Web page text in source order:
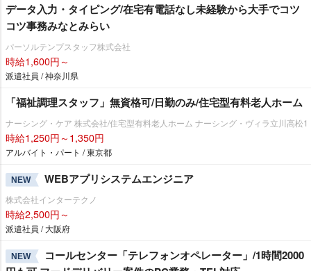
データ入力・タイピング/在宅有電話なし未経験から大手でコツ
コツ事務みなとみらい
パーソルテンプスタッフ株式会社
時給1,600円～
派遣社員 / 神奈川県
「福祉調理スタッフ」無資格可/日勤のみ/住宅型有料老人ホーム
ナーシング・ケア 株式会社/住宅型有料老人ホーム ナーシング・ヴィラ立川高松1
時給1,250円～1,350円
アルバイト・パート / 東京都
NEW WEBアプリシステムエンジニア
株式会社インターテクノ
時給2,500円～
派遣社員 / 大阪府
NEW
コールセンター「テレフォンオペレーター」/1時間2000